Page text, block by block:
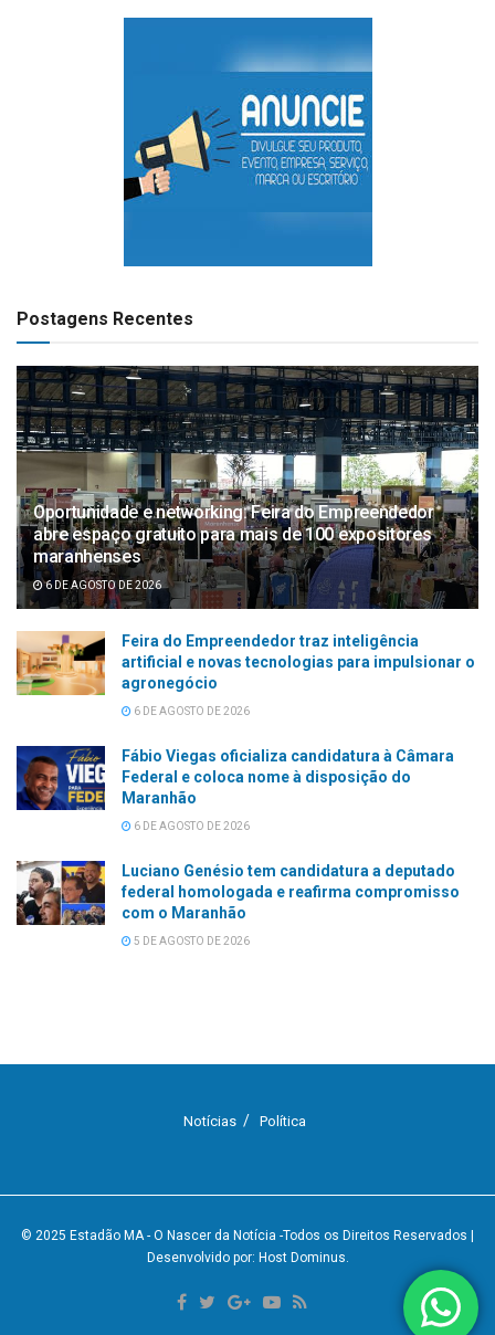
Postagens Recentes
Oportunidade e networking: Feira do Empreendedor
abre espaço gratuito para mais de 100 expositores
maranhenses
6 DE AGOSTO DE 2026
Feira do Empreendedor traz inteligência
artificial e novas tecnologias para impulsionar o
agronegócio
6 DE AGOSTO DE 2026
Fábio Viegas oficializa candidatura à Câmara
Federal e coloca nome à disposição do
Maranhão
6 DE AGOSTO DE 2026
Luciano Genésio tem candidatura a deputado
federal homologada e reafirma compromisso
com o Maranhão
5 DE AGOSTO DE 2026
Notícias Política
© 2025 Estadão MA - O Nascer da Notícia -Todos os Direitos Reservados
Desenvolvido por: Host Dominus.